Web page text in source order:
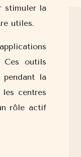
stimuler la
utiles.
Ces outils
la
centres
rôle actif